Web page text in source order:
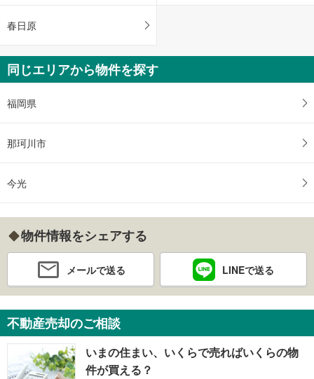
春日原
同じエリアから物件を探す
福岡県
那珂川市
今光
物件情報をシェアする
メールで送る LINEで送る
不動産売却のご相談
いまの住まい、いくらで売ればいくらの物
件が買える？